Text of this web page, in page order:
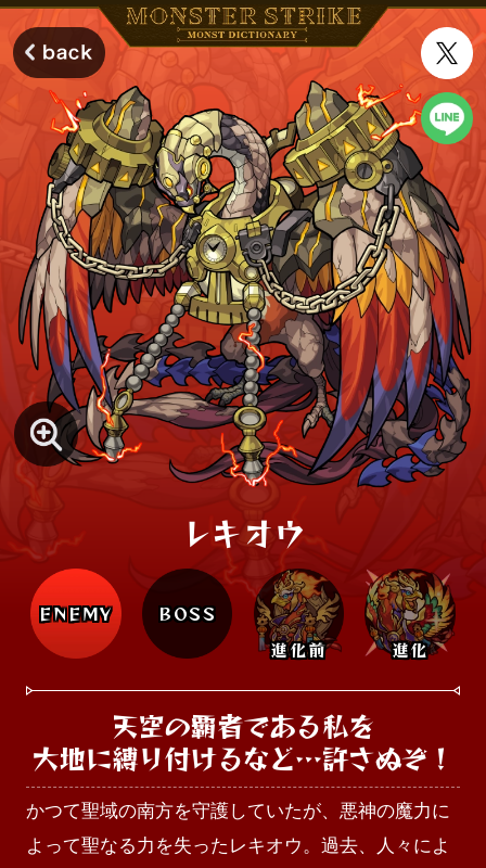
レキオウ
ENEMY
BOSS
進化前
進化
天空の覇者である私を
大地に縛り付けるなど…許さぬぞ！
かつて聖域の南方を守護していたが、悪神の魔力に
よって聖なる力を失ったレキオウ。過去、人々によ